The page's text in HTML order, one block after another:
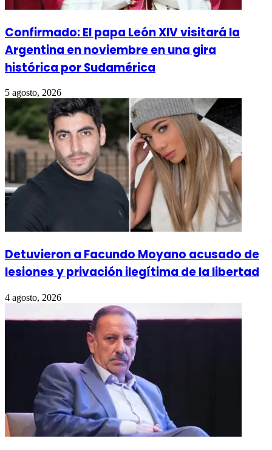
Confirmado: El papa León XIV visitará la
Argentina en noviembre en una gira
histórica por Sudamérica
5 agosto, 2026
Detuvieron a Facundo Moyano acusado de
lesiones y privación ilegítima de la libertad
4 agosto, 2026